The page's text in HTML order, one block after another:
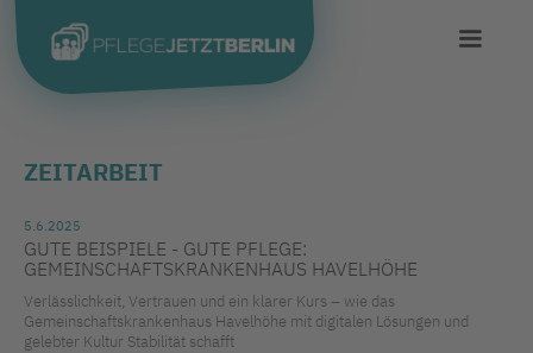
ZEITARBEIT
5.6.2025
GUTE BEISPIELE - GUTE PFLEGE:
GEMEINSCHAFTSKRANKENHAUS HAVELHÖHE
Verlässlichkeit, Vertrauen und ein klarer Kurs – wie das
Gemeinschaftskrankenhaus Havelhöhe mit digitalen Lösungen und
gelebter Kultur Stabilität schafft